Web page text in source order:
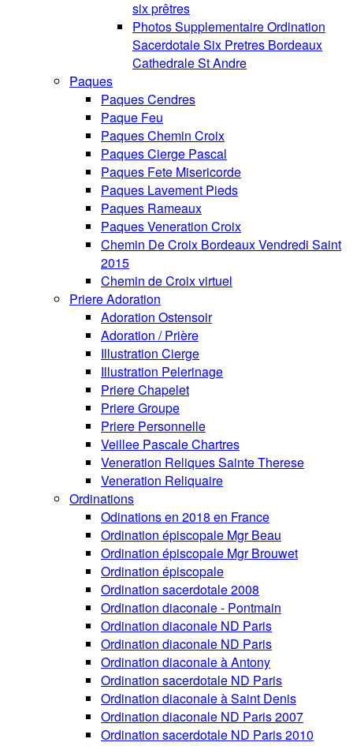
six prêtres
Photos Supplementaire Ordination
Sacerdotale Six Pretres Bordeaux
Cathedrale St Andre
Paques
Paques Cendres
Paque Feu
Paques Chemin Croix
Paques Cierge Pascal
Paques Fete Misericorde
Paques Lavement Pieds
Paques Rameaux
Paques Veneration Croix
Chemin De Croix Bordeaux Vendredi Saint
2015
Chemin de Croix virtuel
Priere Adoration
Adoration Ostensoir
Adoration / Prière
Illustration Cierge
Illustration Pelerinage
Priere Chapelet
Priere Groupe
Priere Personnelle
Veillee Pascale Chartres
Veneration Reliques Sainte Therese
Veneration Reliquaire
Ordinations
Odinations en 2018 en France
Ordination épiscopale Mgr Beau
Ordination épiscopale Mgr Brouwet
Ordination épiscopale
Ordination sacerdotale 2008
Ordination diaconale - Pontmain
Ordination diaconale ND Paris
Ordination diaconale ND Paris
Ordination diaconale à Antony
Ordination sacerdotale ND Paris
Ordination diaconale à Saint Denis
Ordination diaconale ND Paris 2007
Ordination sacerdotale ND Paris 2010